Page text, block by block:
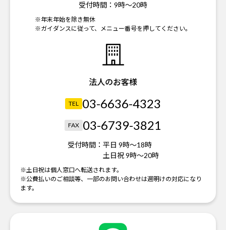
受付時間： 9時～20時
※年末年始を除き無休
※ガイダンスに従って、メニュー番号を押してください。
法人のお客様
TEL 03-6636-4323
FAX 03-6739-3821
受付時間： 平日 9時～18時
土日祝 9時～20時
※土日祝は個人窓口へ転送されます。
※公費払いのご相談等、一部のお問い合わせは週明けの対応になり
ます。